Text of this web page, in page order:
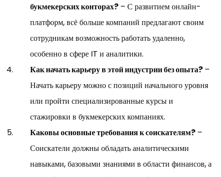
букмекерских конторах? – С развитием онлайн-
платформ, всё больше компаний предлагают своим
сотрудникам возможность работать удаленно,
особенно в сфере IT и аналитики.
Как начать карьеру в этой индустрии без опыта? –
Начать карьеру можно с позиций начального уровня
или пройти специализированные курсы и
стажировки в букмекерских компаниях.
Каковы основные требования к соискателям? –
Соискатели должны обладать аналитическими
навыками, базовыми знаниями в области финансов, а